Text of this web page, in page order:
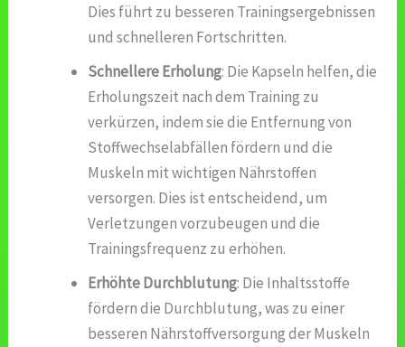
Dies führt zu besseren Trainingsergebnissen
und schnelleren Fortschritten.
Schnellere Erholung: Die Kapseln helfen, die
Erholungszeit nach dem Training zu
verkürzen, indem sie die Entfernung von
Stoffwechselabfällen fördern und die
Muskeln mit wichtigen Nährstoffen
versorgen. Dies ist entscheidend, um
Verletzungen vorzubeugen und die
Trainingsfrequenz zu erhöhen.
Erhöhte Durchblutung: Die Inhaltsstoffe
fördern die Durchblutung, was zu einer
besseren Nährstoffversorgung der Muskeln